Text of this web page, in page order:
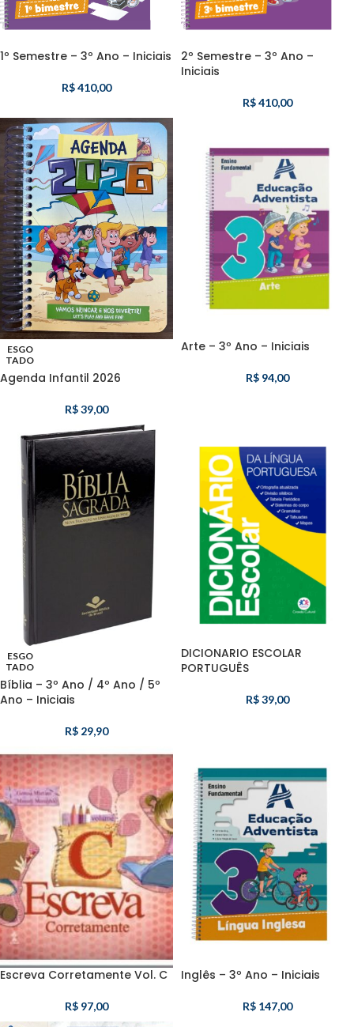
1º Semestre – 3º Ano – Iniciais
R$410,00
2º Semestre – 3º Ano –
Iniciais
R$410,00
ESGO
TADO
Agenda Infantil 2026
R$39,00
Arte – 3º Ano – Iniciais
R$ 94,00
ESGO
TADO
Bíblia – 3º Ano / 4º Ano / 5º
Ano – Iniciais
R$ 29,90
DICIONARIO ESCOLAR
PORTUGUÊS
R$39,00
Escreva Corretamente Vol. C
R$ 97,00
Inglês – 3º Ano – Iniciais
R$ 147,00